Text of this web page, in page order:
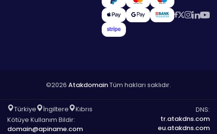
©2026 AtakdomainTüm hakları saklıdır.
Türkiye İngiltere
Kıbrıs
Kötüye Kullanım Bildir:
domain@apiname.com
DNS:
tr.atakdns.com
eu.atakdns.com